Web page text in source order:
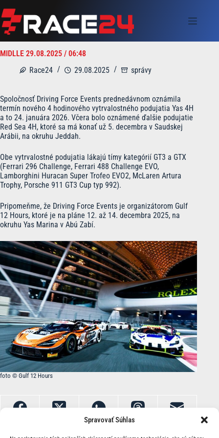
Spravovať Súhlas
to
content
MIDLLE 29.08.2025 / 06:48
Race24
29.08.2025 správy
Spoločnosť Driving Force Events prednedávnom oznámila
termín nového 4 hodinového vytrvalostného podujatia Yas 4H
a to 24. januára 2026. Včera bolo oznámené ďalšie podujatie
Red Sea 4H, ktoré sa má konať už 5. decembra v Saudskej
Arábii, na okruhu Jeddah.
Obe vytrvalostné podujatia lákajú tímy kategórií GT3 a GTX
(Ferrari 296 Challenge, Ferrari 488 Challenge EVO,
Lamborghini Huracan Super Trofeo EVO2, McLaren Artura
Trophy, Porsche 911 GT3 Cup typ 992).
Pripomeňme, že Driving Force Events je organizátorom Gulf
12 Hours, ktoré je na pláne 12. až 14. decembra 2025, na
okruhu Yas Marina v Abú Zabí.
foto © Gulf 12 Hours